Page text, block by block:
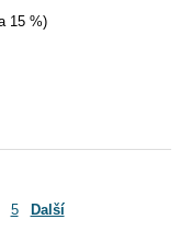
15 %)
5 Další